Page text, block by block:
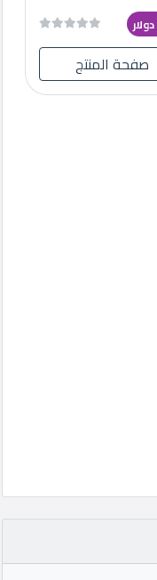
دولار
صفحة المنتج